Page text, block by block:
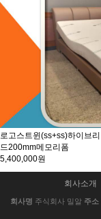
로고스트윈(ss+ss)하이브리
드200mm메모리폼
5,400,000원
회사소개
회사명 주식회사 밀알 주소